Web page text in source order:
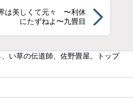
は美しくて元々 〜利休
にたずねよ〜九畳目
、い草の伝道師、佐野畳屋。トップ